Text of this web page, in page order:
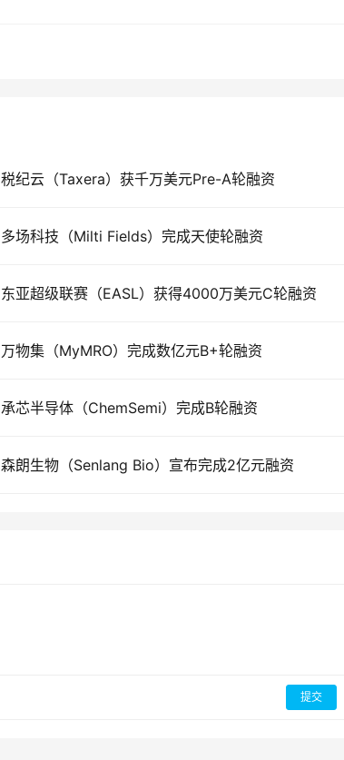
税纪云（Taxera）获千万美元Pre-A轮融资
多场科技（Milti Fields）完成天使轮融资
东亚超级联赛（EASL）获得4000万美元C轮融资
万物集（MyMRO）完成数亿元B+轮融资
承芯半导体（ChemSemi）完成B轮融资
森朗生物（Senlang Bio）宣布完成2亿元融资
提交